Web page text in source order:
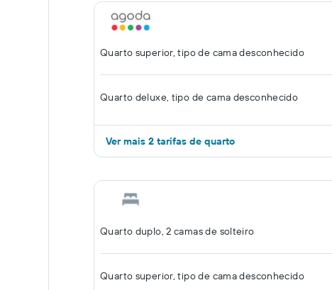
Quarto superior, tipo de cama desconhecido
Quarto deluxe, tipo de cama desconhecido
Ver mais 2 tarifas de quarto
Quarto duplo, 2 camas de solteiro
Quarto superior, tipo de cama desconhecido